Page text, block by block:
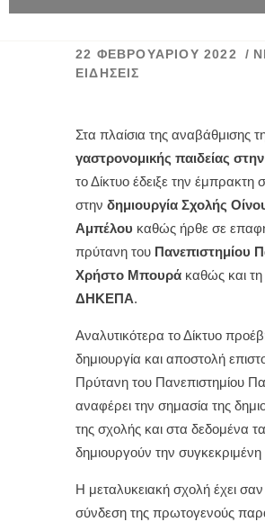
22 ΦΕΒΡΟΥΑΡΊΟΥ 2022
ΕΙΔΉΣΕΙΣ
Στα πλαίσια της αναβάθμισης
γαστρονομικής παιδείας στην
το Δίκτυο έδειξε την έμπρακτη
στην δημιουργία Σχολής
Αμπέλου καθώς ήρθε σε
πρύτανη του Πανεπιστημίου
Χρήστο Μπουρά καθώς και τη
ΔΗΚΕΠΑ.
Αναλυτικότερα το Δίκτυο
δημιουργία και αποστολή
Πρύτανη του Πανεπιστημίου
αναφέρει την σημασία της
της σχολής και στα δεδομένα
δημιουργούν την
Η μεταλυκειακή σχολή έχει
σύνδεση της πρωτογενούς